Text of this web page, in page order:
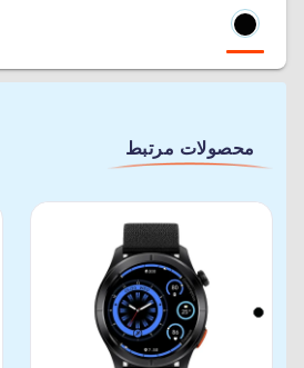
محصولات مرتبط